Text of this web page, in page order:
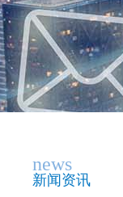
news
新闻资讯